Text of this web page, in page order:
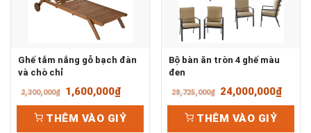
Ghế tắm nắng gỗ bạch đàn
và chò chỉ
2,300,000₫
Giá
gốc
là:
1,600,000₫Giá
hiện
tại
THÊM VÀO GIỶ
Bộ bàn ăn tròn 4 ghế màu
đen
28,725,000₫
Giá
gốc
là:
24,000,000₫Giá
hiện
THÊM VÀO GIỶ